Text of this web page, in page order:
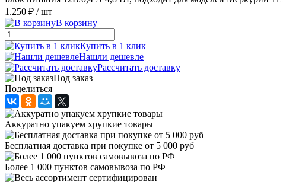
1.250 ₽ / шт
В корзину
Купить в 1 клик
Нашли дешевле
Рассчитать доставку
Под заказ
Поделиться
Аккуратно упакуем хрупкие товары
Бесплатная доставка при покупке от 5 000 руб
Более 1 000 пунктов самовывоза по РФ